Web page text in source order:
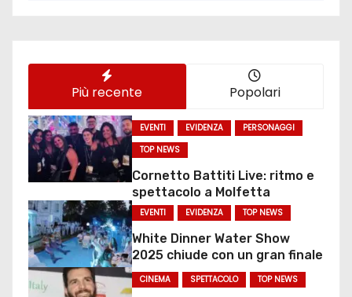
Più recente Popolari
EVENTI EVIDENZA
PERSONAGGI
TOP NEWS
Cornetto Battiti Live: ritmo e
spettacolo a Molfetta
EVENTI EVIDENZA TOP NEWS
White Dinner Water Show
2025 chiude con un gran finale
CINEMA SPETTACOLO TOP NEWS